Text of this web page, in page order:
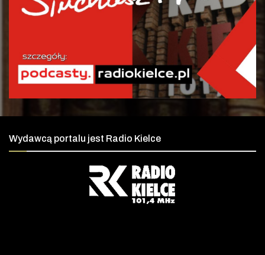
Wydawcą portalu jest Radio Kielce